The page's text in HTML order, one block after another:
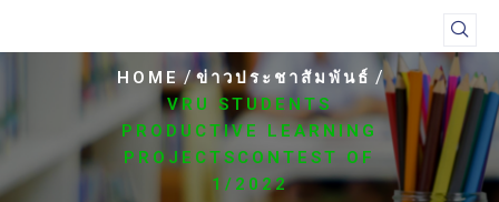
HOME/ข่าวประชาสัมพันธ์ /
VRU STUDENTS
PRODUCTIVE LEARNING
PROJECTSCONTEST OF
1/2022